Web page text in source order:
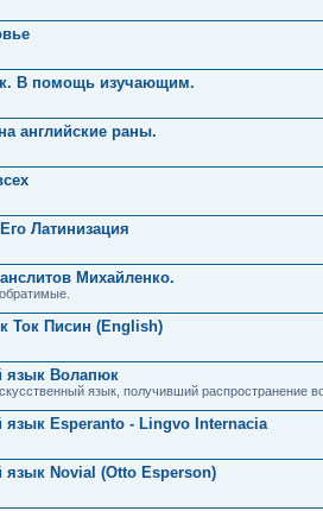
В помощь изучающим.
английские раны.
Латинизация
Михайленко.
Ток Писин (English)
язык Волапюк
язык, получивший распространение
Esperanto - Lingvo Internacia
Novial (Otto Esperson)